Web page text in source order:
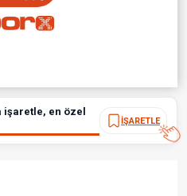
işaretle, en özel
İŞARETLE